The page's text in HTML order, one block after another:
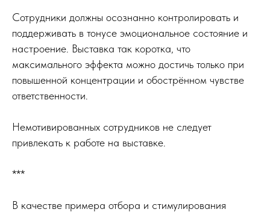
Сотрудники должны осознанно контролировать и
поддерживать в тонусе эмоциональное состояние и
настроение. Выставка так коротка, что
максимального эффекта можно достичь только при
повышенной концентрации и обострённом чувстве
ответственности.
Немотивированных сотрудников не следует
привлекать к работе на выставке.
***
В качестве примера отбора и стимулирования